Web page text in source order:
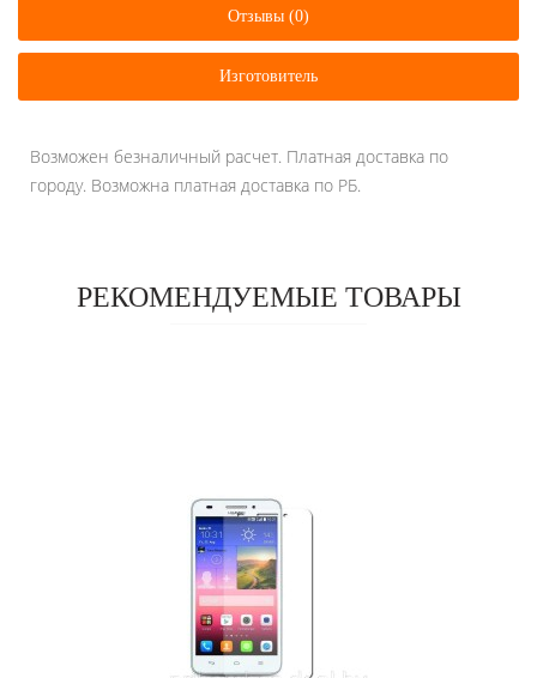
Отзывы (0)
Изготовитель
Возможен безналичный расчет. Платная доставка по
городу. Возможна платная доставка по РБ.
РЕКОМЕНДУЕМЫЕ ТОВАРЫ